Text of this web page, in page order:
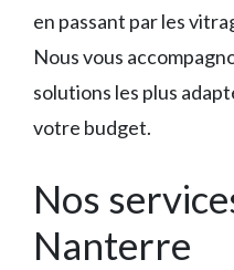
en passant par les
Nous vous
solutions les plus
votre budget.
Nos
Nanterre